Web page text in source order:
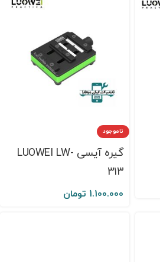
ناموجود
گیره آیسی LUOWEI LW-
313
1.100.000 تومان